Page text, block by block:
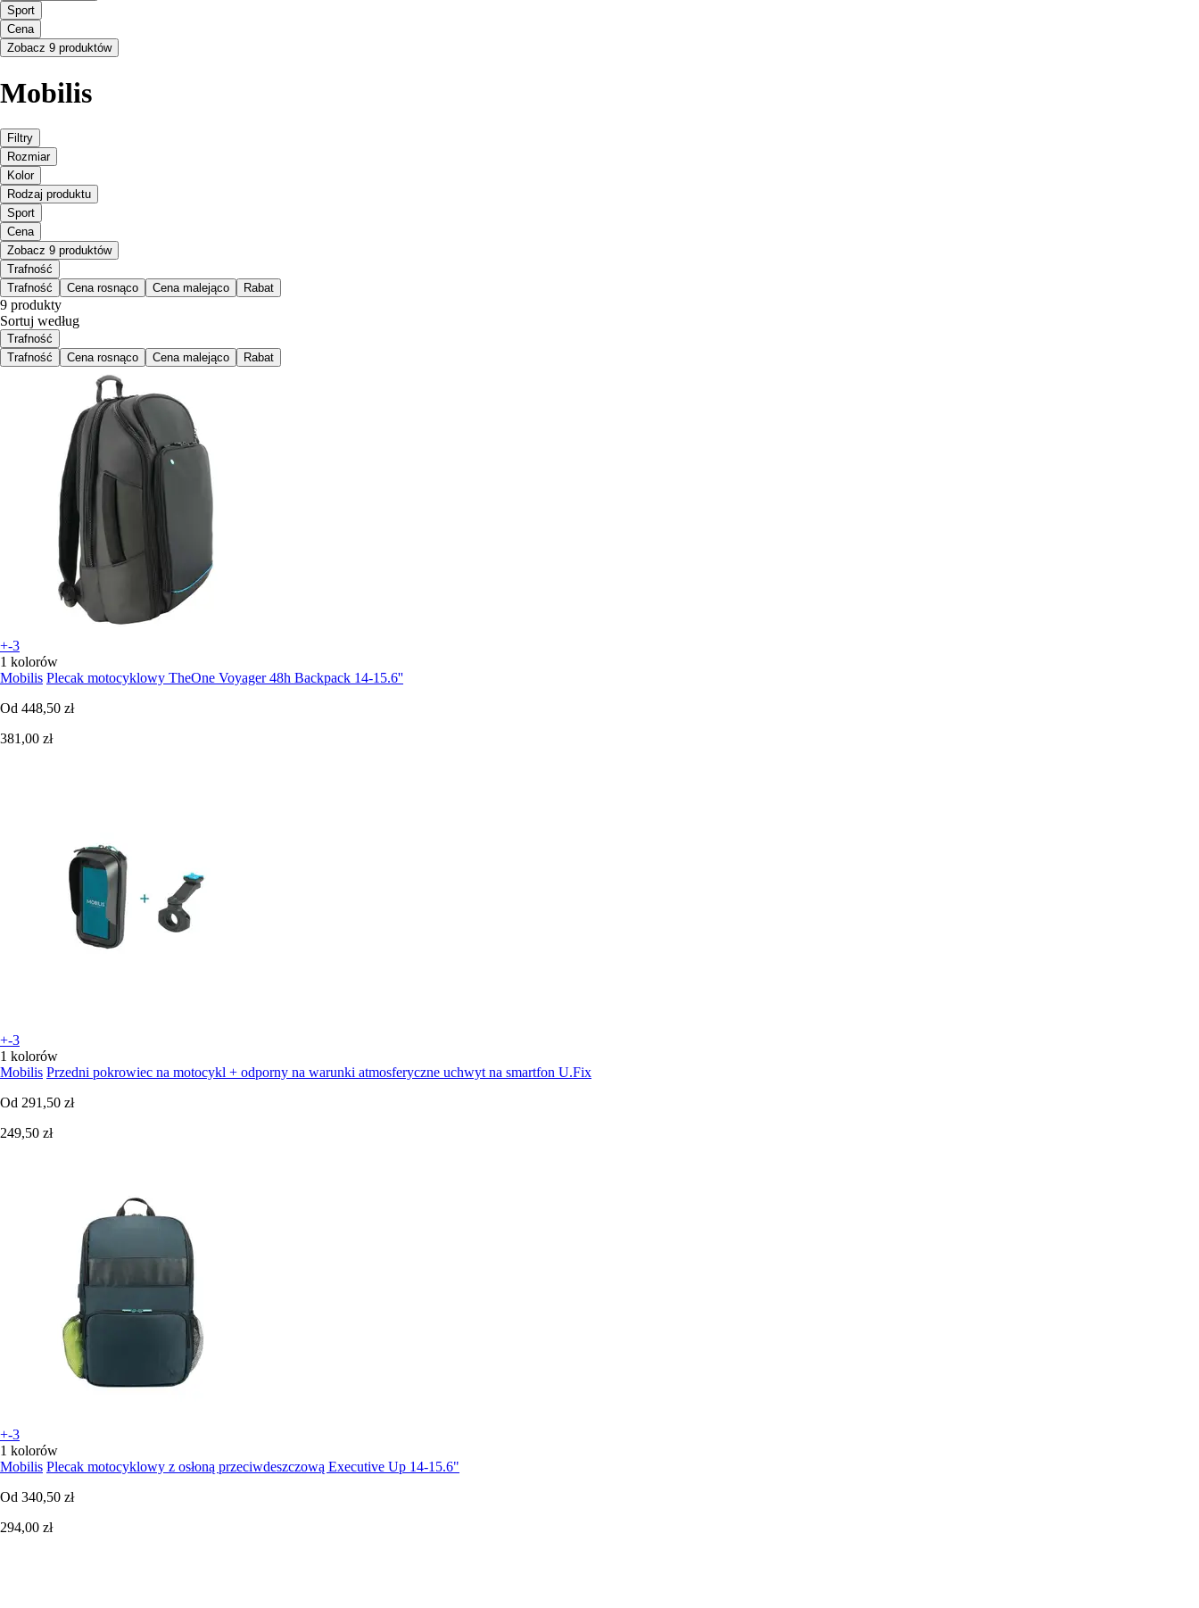
Sport
Cena
Zobacz 9 produktów
Mobilis
Filtry
Rozmiar
Kolor
Rodzaj produktu
Sport
Cena
Zobacz 9 produktów
Trafność
Trafność
Cena rosnąco Cena malejąco Rabat
9 produkty
Sortuj według
Trafność
Trafność
Cena rosnąco Cena malejąco Rabat
+-3
1 kolorów
Mobilis Plecak motocyklowy TheOne Voyager 48h Backpack 14-15.6''
Od 448,50 zł
381,00 zł
+-3
1 kolorów
Mobilis Przedni pokrowiec na motocykl + odporny na warunki atmosferyczne uchwyt na smartfon U.Fix
Od 291,50 zł
249,50 zł
+-3
1 kolorów
Mobilis Plecak motocyklowy z osłoną przeciwdeszczową Executive Up 14-15.6"
Od 340,50 zł
294,00 zł